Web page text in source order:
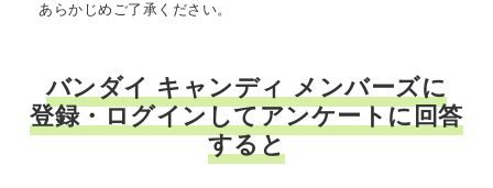
あらかじめご了承ください。
バンダイ キャンディ メンバーズに
登録・ログインしてアンケートに回答
すると